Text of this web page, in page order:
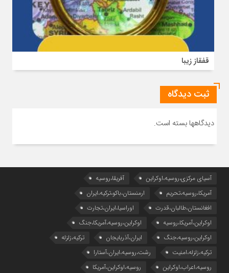
قفقاز زیبا
ثبت دیدگاه
دیدگاهها بسته است.
آسیای مرکزی،روسیه،اوکراین
آفریقا،روسیه
آمریکا،روسیه،تحریم
ارمنستان،باکو،ترکیه،ایران
افغانستان،طالبان،قدرت
اوراسیا،ایران،تجارت
اوکراین،آمریکا،روسیه
اوکراین،روسیه،آمریکا،جنگ
اوکراین،روسیه،جنگ
ایران،آذربایجان
ترکیه،زلزله
ترکیه،زلزله،امنیت
رشت،روسیه،ایران،آستارا
روسیه،اعراب،اوکراین
روسیه،اوکراین،آمریکا